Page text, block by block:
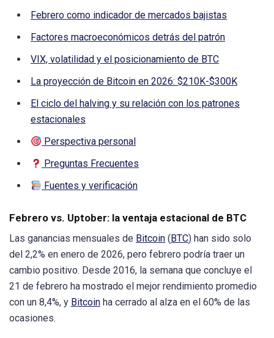
Febrero como indicador de mercados bajistas
Factores macroeconómicos detrás del patrón
VIX, volatilidad y el posicionamiento de BTC
La proyección de Bitcoin en 2026: $210K-$300K
El ciclo del halving y su relación con los patrones
estacionales
Perspectiva personal
Preguntas Frecuentes
Fuentes y verificación
Febrero vs. Uptober: la ventaja estacional de BTC
Las ganancias mensuales de Bitcoin (BTC) han sido solo
del 2,2% en enero de 2026, pero febrero podría traer un
cambio positivo. Desde 2016, la semana que concluye el
21 de febrero ha mostrado el mejor rendimiento promedio
con un 8,4%, y Bitcoin ha cerrado al alza en el 60% de las
ocasiones.